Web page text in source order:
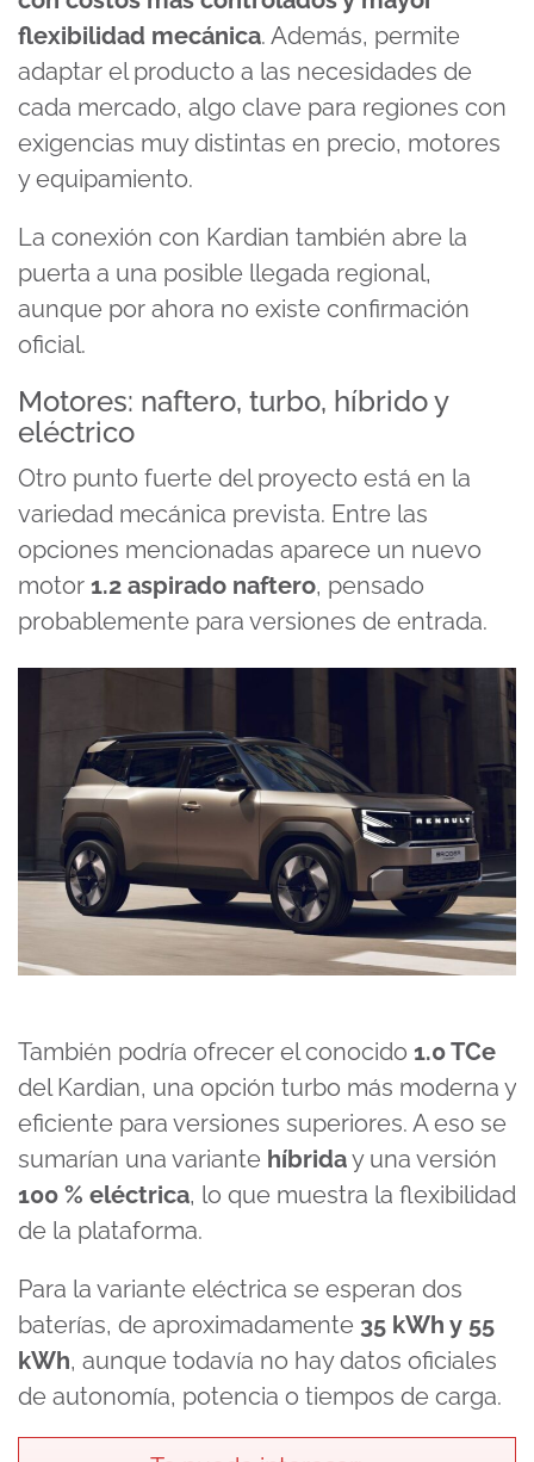
flexibilidad mecánica. Además, permite
adaptar el producto a las necesidades de
cada mercado, algo clave para regiones con
exigencias muy distintas en precio, motores
y equipamiento.
La conexión con Kardian también abre la
puerta a una posible llegada regional,
aunque por ahora no existe confirmación
oficial.
Motores: naftero, turbo, híbrido y
eléctrico
Otro punto fuerte del proyecto está en la
variedad mecánica prevista. Entre las
opciones mencionadas aparece un nuevo
motor 1.2 aspirado naftero, pensado
probablemente para versiones de entrada.
También podría ofrecer el conocido 1.0 TCe
del Kardian, una opción turbo más moderna y
eficiente para versiones superiores. A eso se
sumarían una variante híbriday una versión
100 % eléctrica, lo que muestra la flexibilidad
de la plataforma.
Para la variante eléctrica se esperan dos
baterías, de aproximadamente 35 kWh y 55
kWh, aunque todavía no hay datos oficiales
de autonomía, potencia o tiempos de carga.